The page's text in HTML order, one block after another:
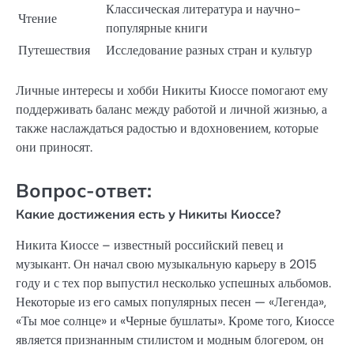
Чтение
Классическая литература и научно-
популярные книги
Путешествия
Исследование разных стран и культур
Личные интересы и хобби Никиты Киоссе помогают ему
поддерживать баланс между работой и личной жизнью, а
также наслаждаться радостью и вдохновением, которые
они приносят.
Вопрос-ответ:
Какие достижения есть у Никиты Киоссе?
Никита Киоссе – известный российский певец и
музыкант. Он начал свою музыкальную карьеру в 2015
году и с тех пор выпустил несколько успешных альбомов.
Некоторые из его самых популярных песен — «Легенда»,
«Ты мое солнце» и «Черные бушлаты». Кроме того, Киоссе
является признанным стилистом и модным блогером, он